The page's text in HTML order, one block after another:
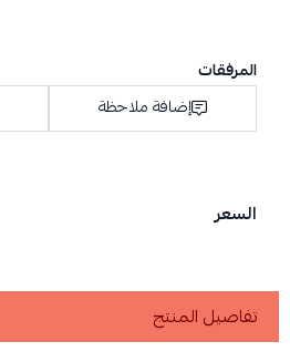
المرفقات
إضافة ملاحظة
السعر
تفاصيل المنتج